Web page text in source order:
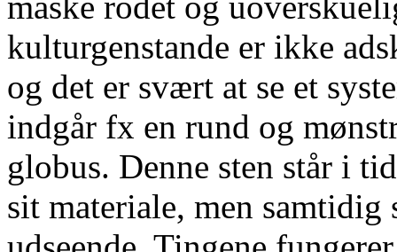
kulturgenstande er ikke
og det er svært at se et
indgår fx en rund og
globus. Denne sten står i
sit materiale, men